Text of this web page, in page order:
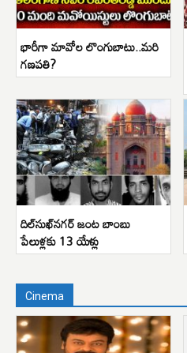
భారీగా మావోల లొంగుబాటు..మరి
గణపతి?
దిల్‌సుఖ్‌నగర్ జంట బాంబు
పేలుళ్లకు 13 యేళ్లు
Cinema